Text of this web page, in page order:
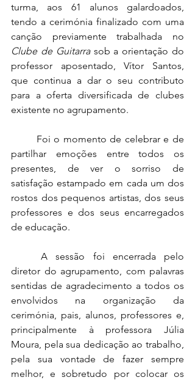
turma, aos 61 alunos galardoados,
tendo a cerimónia finalizado com uma
Clube de Guitarra sob a orientação do
professor aposentado, Vítor Santos,
que continua a dar o seu contributo
para a oferta diversificada de clubes
existente no agrupamento.
partilhar emoções entre todos os
presentes, de ver o sorriso de
satisfação estampado em cada um dos
rostos dos pequenos artistas, dos seus
professores e dos seus encarregados
de educação.
	A sessão foi encerrada pelo
diretor do agrupamento, com palavras
sentidas de agradecimento a todos os
envolvidos na organização da
cerimónia, pais, alunos, professores e,
principalmente à professora Júlia
Moura, pela sua dedicação ao trabalho,
pela sua vontade de fazer sempre
melhor, e sobretudo por colocar os